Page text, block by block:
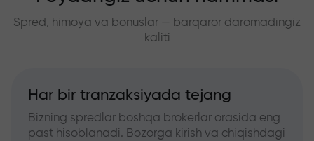
Spred, himoya va bonuslar — barqaror daromadingiz
kaliti
Har bir tranzaksiyada tejang
Bizning spredlar boshqa brokerlar orasida eng
past hisoblanadi. Bozorga kirish va chiqishdagi